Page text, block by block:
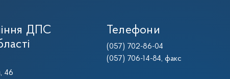
ДПС
46
Телефони
(057) 702-86-04
(057) 706-14-84, факс